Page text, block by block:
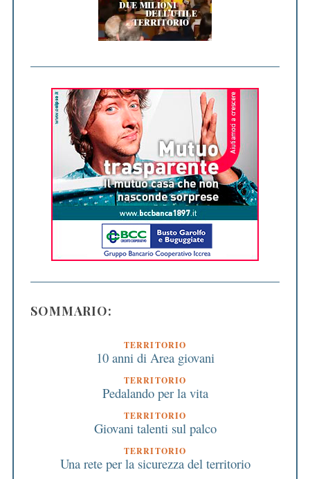
SOMMARIO:
TERRITORIO
10 anni di Area giovani
TERRITORIO
Pedalando per la vita
TERRITORIO
Giovani talenti sul palco
TERRITORIO
Una rete per la sicurezza del territorio